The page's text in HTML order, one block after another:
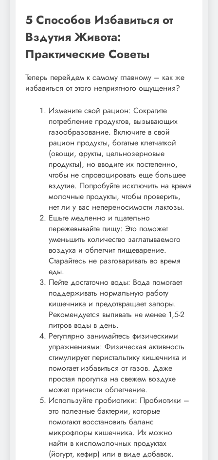
5 Способов Избавиться от
Вздутия Живота:
Практические Советы
Теперь перейдем к самому главному – как же
избавиться от этого неприятного ощущения?
Измените свой рацион: Сократите
потребление продуктов, вызывающих
газообразование. Включите в свой
рацион продукты, богатые клетчаткой
(овощи, фрукты, цельнозерновые
продукты), но вводите их постепенно,
чтобы не спровоцировать еще большее
вздутие. Попробуйте исключить на время
молочные продукты, чтобы проверить,
нет ли у вас непереносимости лактозы.
Ешьте медленно и тщательно
пережевывайте пищу: Это поможет
уменьшить количество заглатываемого
воздуха и облегчит пищеварение.
Старайтесь не разговаривать во время
еды.
Пейте достаточно воды: Вода помогает
поддерживать нормальную работу
кишечника и предотвращает запоры.
Рекомендуется выпивать не менее 1,5-2
литров воды в день.
Регулярно занимайтесь физическими
упражнениями: Физическая активность
стимулирует перистальтику кишечника и
помогает избавиться от газов. Даже
простая прогулка на свежем воздухе
может принести облегчение.
Используйте пробиотики: Пробиотики –
это полезные бактерии, которые
помогают восстановить баланс
микрофлоры кишечника. Их можно
найти в кисломолочных продуктах
(йогурт, кефир) или в виде добавок.